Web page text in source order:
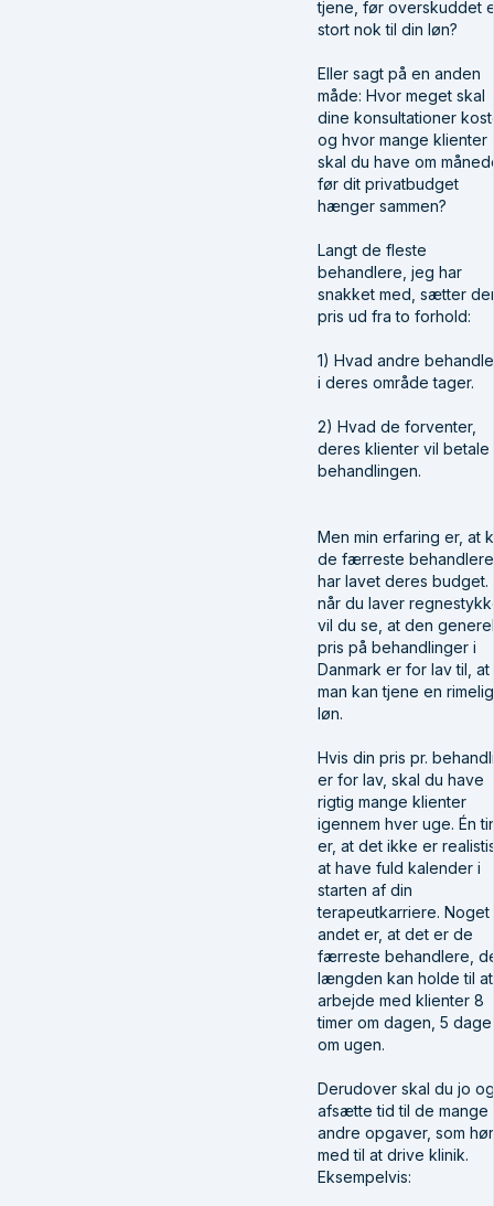
tjene, før overskuddet
stort nok til din løn?
Eller sagt på en anden
måde: Hvor meget skal
dine konsultationer
og hvor mange klienter
skal du have om
før dit privatbudget
hænger sammen?
Langt de fleste
behandlere, jeg har
snakket med, sætter
pris ud fra to forhold:
1) Hvad andre
i deres område tager.
2) Hvad de forventer,
deres klienter vil betale
behandlingen.
Men min erfaring er, at
de færreste behandlere
har lavet deres budget.
når du laver
vil du se, at den
pris på behandlinger i
Danmark er for lav til, at
man kan tjene en rimelig
løn.
Hvis din pris pr.
er for lav, skal du have
rigtig mange klienter
igennem hver uge. Én
er, at det ikke er
at have fuld kalender i
starten af din
terapeutkarriere. Noget
andet er, at det er de
færreste behandlere,
længden kan holde til at
arbejde med klienter 8
timer om dagen, 5 dage
om ugen.
Derudover skal du jo
afsætte tid til de mange
andre opgaver, som
med til at drive klinik.
Eksempelvis: